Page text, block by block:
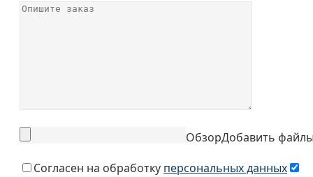
ОбзорДобавить
Согласен на обработку персональных данных